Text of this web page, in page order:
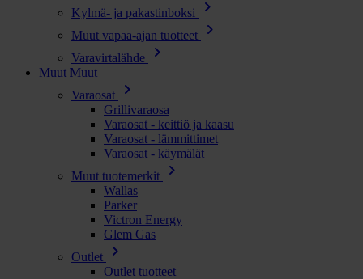
Kylmä- ja pakastinboksi chevron_right
Muut vapaa-ajan tuotteet chevron_right
Varavirtalähde chevron_right
Muut Muut
Varaosat
chevron_right
Grillivaraosa
Varaosat - keittiö ja kaasu
Varaosat - lämmittimet
Varaosat - käymälät
Muut tuotemerkit
chevron_right
Wallas
Parker
Victron Energy
Glem Gas
Outlet
chevron_right
Outlet tuotteet